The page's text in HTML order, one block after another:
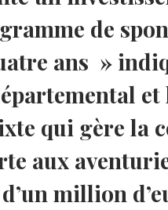
de
ans »
et
qui gère la
aux
million